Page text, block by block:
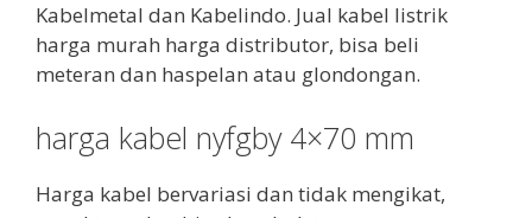
Kabelmetal dan Kabelindo. Jual kabel listrik
harga murah harga distributor, bisa beli
meteran dan haspelan atau glondongan.
harga kabel nyfgby 4×70 mm
Harga kabel bervariasi dan tidak mengikat,